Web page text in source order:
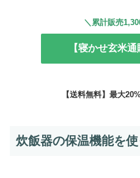
＼累計販売
【寝かせ玄米
【送料無料】最大
炊飯器の保温機能を